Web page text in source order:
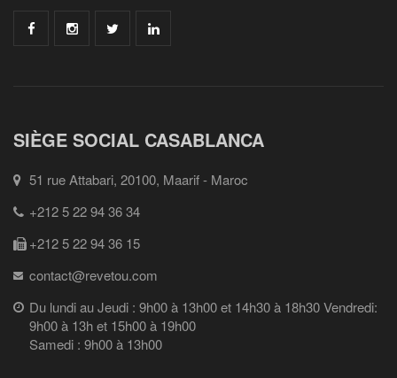
SIÈGE SOCIAL CASABLANCA
51 rue Attabari, 20100, Maarif - Maroc
+212 5 22 94 36 34
+212 5 22 94 36 15
contact@revetou.com
Du lundi au Jeudi : 9h00 à 13h00 et 14h30 à 18h30 Vendredi:
9h00 à 13h et 15h00 à 19h00
Samedi : 9h00 à 13h00